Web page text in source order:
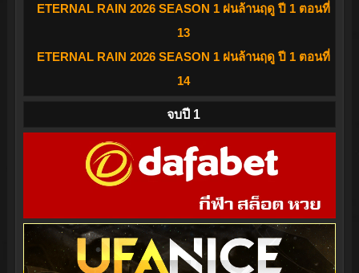
ETERNAL RAIN 2026 SEASON 1 ฝนล้านฤดู ปี 1 ตอนที่
13
ETERNAL RAIN 2026 SEASON 1 ฝนล้านฤดู ปี 1 ตอนที่
14
จบปี 1